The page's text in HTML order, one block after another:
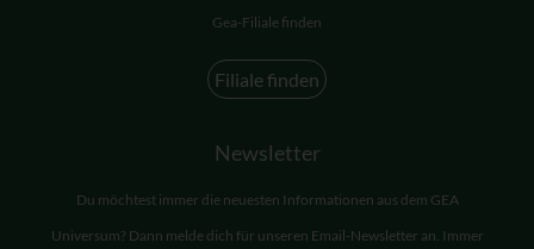
Gea-Filiale finden
Filiale finden
Newsletter
Du möchtest immer die neuesten Informationen aus dem GEA
Universum? Dann melde dich für unseren Email-Newsletter an. Immer